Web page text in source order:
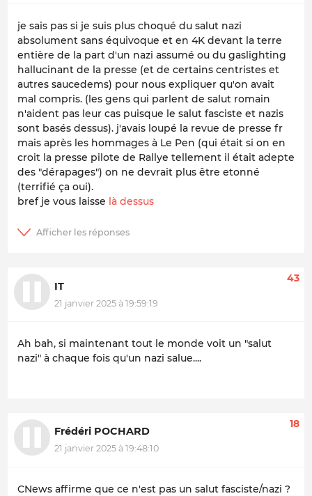
je sais pas si je suis plus choqué du salut nazi
absolument sans équivoque et en 4K devant la terre
entière de la part d'un nazi assumé ou du gaslighting
hallucinant de la presse (et de certains centristes et
autres saucedems) pour nous expliquer qu'on avait
mal compris. (les gens qui parlent de salut romain
n'aident pas leur cas puisque le salut fasciste et nazis
sont basés dessus). j'avais loupé la revue de presse fr
mais après les hommages à Le Pen (qui était si on en
croit la presse pilote de Rallye tellement il était adepte
des "dérapages") on ne devrait plus être etonné
(terrifié ça oui).
bref je vous laisse là dessus
IT
21 janvier 2025 à 19:59:19
43
Ah bah, si maintenant tout le monde voit un "salut
nazi" à chaque fois qu'un nazi salue....
Frédéri POCHARD
21 janvier 2025 à 19:48:10
18
CNews affirme que ce n'est pas un salut fasciste/nazi ?